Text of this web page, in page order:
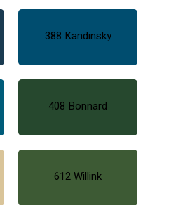
388 Kandinsky
408 Bonnard
612 Willink